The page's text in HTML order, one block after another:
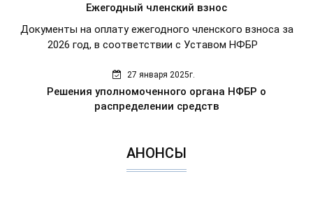
Ежегодный членский взнос
Документы на оплату ежегодного членского взноса за
2026 год, в соответствии с Уставом НФБР
27 января 2025г.
Решения уполномоченного органа НФБР о
распределении средств
АНОНСЫ